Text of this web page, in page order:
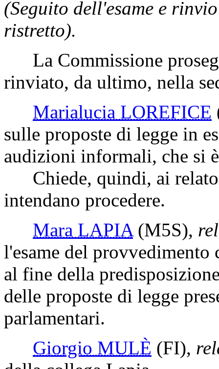
(Seguito dell'esame e
ristretto).
La Commissione
rinviato, da ultimo, nella
Marialucia LOREFICE
sulle proposte di legge in
audizioni informali, che si
Chiede, quindi, ai
intendano procedere.
Mara LAPIA (M5S),
l'esame del
al fine della
delle proposte di legge
parlamentari.
Giorgio MULÈ (FI),